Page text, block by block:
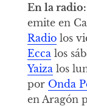
En la radio:
emite en
Radiolos
Ecca los
Yaiza los
por Onda
en Aragón